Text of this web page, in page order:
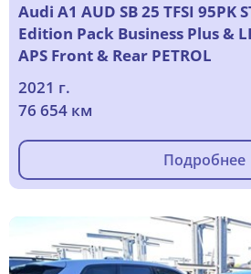
Audi A1 AUD SB 25 TFSI 95PK
Edition Pack Business Plus &
APS Front & Rear PETROL
2021 г.
76 654 км
Подробнее